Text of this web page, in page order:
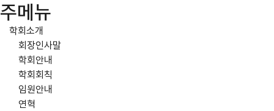
주메뉴
학회소개
회장인사말
학회안내
학회회칙
임원안내
연혁